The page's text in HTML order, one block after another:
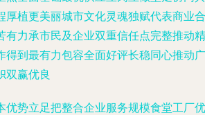
厚植更美丽城市文化灵魂独赋代表商业合
有力承市民及企业双重信任点完整推动精
得到最有力包容全面好评长稳同心推动广
双赢优良
优势立足把整合企业服务规模食堂工厂优